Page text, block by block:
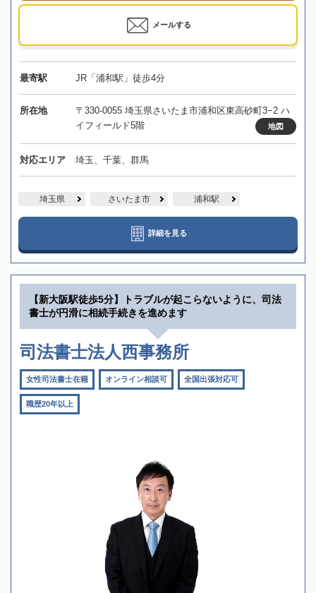
メールする
最寄駅 JR「浦和駅」徒歩4分
所在地
〒330-0055 埼玉県さいたま市浦和区東高砂町3−2 ハ
イフィールド5階
地図
対応エリア 埼玉、千葉、群馬
埼玉県 さいたま市 浦和駅
詳細を見る
【新大阪駅徒歩5分】トラブルが起こらないように、司法
書士が円滑に相続手続きを進めます
司法書士法人西事務所
女性司法書士在籍 オンライン相談可 全国出張対応可
職歴20年以上